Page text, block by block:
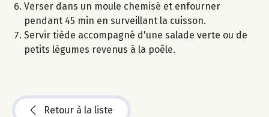
Verser dans un moule chemisé et enfourner
pendant 45 min en surveillant la cuisson.
Servir tiède accompagné d'une salade verte ou de
petits légumes revenus à la poêle.
Retour à la liste